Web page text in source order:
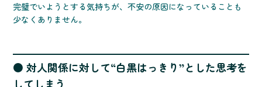
完璧でいようとする気持ちが、不安の原因になっていることも
少なくありません。
● 対人関係に対して“白黒はっきり”とした思考を
してしまう